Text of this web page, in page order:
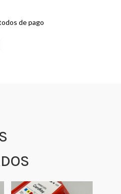
de pago